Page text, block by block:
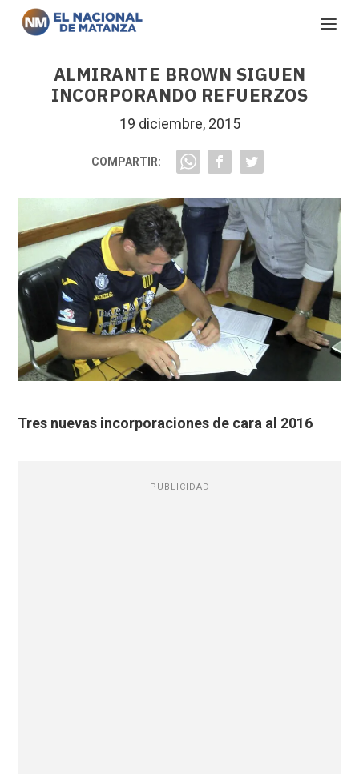
ALMIRANTE BROWN SIGUEN
INCORPORANDO REFUERZOS
19 diciembre, 2015
COMPARTIR:
Tres nuevas incorporaciones de cara al 2016
PUBLICIDAD